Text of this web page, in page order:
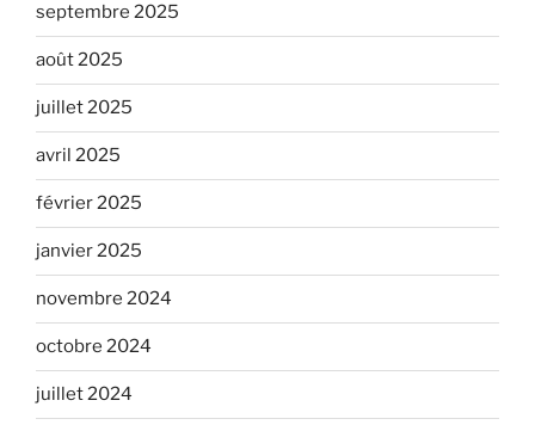
septembre 2025
août 2025
juillet 2025
avril 2025
février 2025
janvier 2025
novembre 2024
octobre 2024
juillet 2024